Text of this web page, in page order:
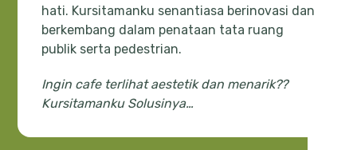
hati. Kursitamanku senantiasa berinovasi dan
berkembang dalam penataan tata ruang
publik serta pedestrian.
Ingin cafe terlihat aestetik dan menarik??
Kursitamanku Solusinya…